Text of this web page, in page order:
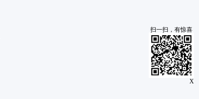
扫一扫，有惊喜
X